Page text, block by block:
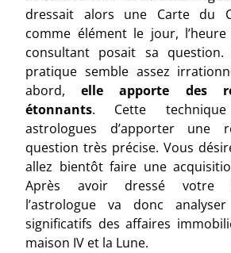
dressait alors une Carte du
comme élément le jour,
consultant posait sa
pratique semble assez
abord,elle apporte des
étonnants. Cette
astrologues d’apporter une
question très précise. Vous
allez bientôt faire une
Après avoir dressé votre
l’astrologue va donc
significatifs des affaires
maison IV et la Lune.